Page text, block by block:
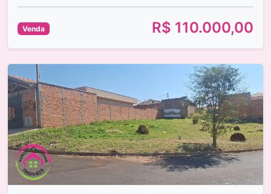
Venda R$ 110.000,00